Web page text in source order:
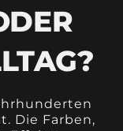
Die Farben,